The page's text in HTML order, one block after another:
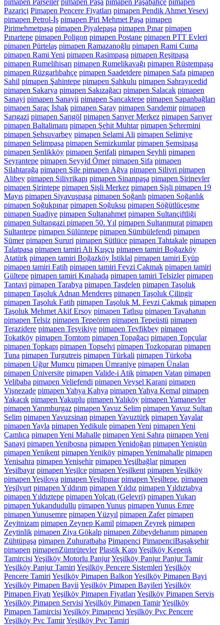
pimapen Parseller pimapen Paşa pimapen Paşabahçe pimapen
Pazariçi Pimapen Pencere Fiyatları pimapen Pendik Ahmet Yesevi
pimapen Petrol-İş pimapen Piri Mehmet Paşa pimapen
Pirimehmetpaşa pimapen Piyalepaşa pimapen Pınar pimapen
Pınartepe pimapen Poligon pimapen Postane pimapen PTT Evleri
pimapen Pürtelaş pimapen Ramazanoğlu pimapen Rami Cuma
pimapen Rami Yeni pimapen Rasimpaşa pimapen Reşitpaşa
pimapen Rumelihisarı pimapen Rumelikavağı pimapen Rüstempaşa
pimapen Rüzgarlıbahçe pimapen Saadetdere pimapen Safa pimapen
Sahil pimapen Şahintepe pimapen Şahkulu pimapen Sahrayıcedid
pimapen Sakarya pimapen Sakızağacı pimapen Salacak pimapen
Sanayi pimapen Sanayii pimapen Sancaktepe pimapen Sapanbağları
pimapen Saraç İshak pimapen Saray pimapen Sarıdemir pimapen
Sarıgazi pimapen Sarıgöl pimapen Sarıyer Merkez pimapen Sarıyer
pimapen Baltalimanı pimapen Şehit Muhtar pimapen Şehremini
pimapen Şehsuvarbey pimapen Selami Ali pimapen Selimiye
pimapen Selimpaşa pimapen Semizkumlar pimapen Şemsipaşa
pimapen Şenlikköy pimapen Şerifali pimapen Şeyhli pimapen
Seyrantepe pimapen Seyyid Ömer pimapen Şifa pimapen
Silahtarağa pimapen Şile pimapen Ağva pimapen Silivri pimapen
Alibey pimapen Silivrikapı pimapen Sinanpaşa pimapen Şirinevler
pimapen Şirintepe pimapen Şişli Merkez pimapen Şişli pimapen 19
Mayıs pimapen Siyavuşpaşa pimapen Soğanlı pimapen Soğanlık
pimapen Soğukpınar pimapen Soğuksu pimapen Söğütlüçeşme
pimapen Suadiye pimapen Sultanahmet pimapen Sultançiftliği
pimapen Sultangazi pimapen 50. Yıl pimapen Sultanmurat pimapen
Sultantepe pimapen Sülüntepe pimapen Sümbülefendi pimapen
Sümer pimapen Sururi pimapen Sütlüce pimapen Tahtakale pimapen
Talatpasa pimapen tamiri Ali Kuşçu pimapen tamiri Boğazköy
Atatürk pimapen tamiri Boğazköy İstiklal pimapen tamiri Eyüp
pimapen tamiri Fatih pimapen tamiri Fevzi Çakmak pimapen tamiri
Gültepe pimapen tamiri Kınalıada pimapen tamiri Telsizler pimapen
Tantavi pimapen Tarabya pimapen Taşdelen pimapen Taşoluk
pimapen Taşoluk Adnan Menderes pimapen Taşoluk Çilingir
pimapen Taşoluk Fatih pimapen Taşoluk M. Fevzi Çakmak pimapen
Taşoluk Mehmet Akif Ersoy pimapen Tatlısu pimapen Tayahatun
pimapen Telsiz pimapen Tepeören pimapen Tepeüstü pimapen
Terazidere pimapen Teşvikiye pimapen Tevfikbey pimapen
Tokatköy pimapen Tomtom pimapen Topağacı pimapen Topçular
pimapen Topkapı pimapen Topselvi pimapen Tozkoparan pimapen
Tuna pimapen Turgutreis pimapen Türkali pimapen Türkoba
pimapen Uğur Mumcu pimapen Ümraniye pimapen Ünalan
pimapen Üniversite pimapen Valide-i Atik pimapen Vatan pimapen
Velibaba pimapen Veliefendi pimapen Veysel Karani pimapen
Vişnezade pimapen Yahya Kahya pimapen Yahya Kemal pimapen
Yakacık pimapen Yakuplu pimapen Yalıköy pimapen Yamanevler
pimapen Yarımburgaz pimapen Yavuz Selim pimapen Yavuz Sultan
Selim pimapen Yavuzsinan pimapen Yavuztürk pimapen Yayalar
pimapen Yayla pimapen Yedikule pimapen Yeni pimapen Yeni
Çamlıca pimapen Yeni Mahalle pimapen Yeni Sahra pimapen Yeni
Sanayi pimapen Yenibosna pimapen Yenidoğan pimapen Yenigün
pimapen Yenikent pimapen Yeniköy pimapen Yenimahalle pimapen
Yenisahra pimapen Yenişehir pimapen Yeşilbağlar pimapen
Yeşilbayır pimapen Yeşilce pimapen Yeşilkent pimapen Yeşilköy
pimapen Yeşilova pimapen Yeşilpınar pimapen Yeşiltepe. pimapen
Yeşilyurt pimapen Yıldırım pimapen Yıldız pimapen Yıldıztabya
pimapen Yıldıztepe pimapen Yolçatı (Gelevri) pimapen Yukarı
pimapen Yukarıdudullu pimapen Yunus pimapen Yunus Emre
pimapen Yunusemre pimapen Yüzyıl pimapen Zafer pimapen
Zeyitnizam pimapen Zeynep Kamil pimapen Zeyrek pimapen
Zeytinlik pimapen Ziya Gökalp pimapen Zübeydehanım pimapen
Zühtüpaşa pimapen Zuhuratbaba Pimapenci PimapenciBaşakşehir
pimapen pimapenZümrütevler Plastik Kapı Yeşilköy Kepenk
Tamircisi Yeşilköy Motorlu PanjurYeşilköy Panjur Panjur Tamir
Yeşilköy Panjur Tamiri Yeşilköy Pencere Sistemleri Yeşilköy
Pencere Tamiri Yeşilköy Pimapen Balkon Yeşilköy Pimapen Bayi
Yeşilköy Pimapen Bayii Yeşilköy Pimapen Bayileri Yeşilköy
Pimapen Fiyatı Yeşilköy Pimapen Fiyatları Yeşilköy Pimapen Servis
Yeşilköy Pimapen Servisi Yeşilköy Pimapen TamirYeşilköy
Pimapen Tamircisi Yeşilköy Pimapenci Yeşilköy Pvc Pencere
Yeşilköy Pvc TamirYeşilköy Pvc Tamiri